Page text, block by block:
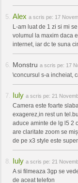
Alex a scris pe: 17
L-am luat de 1 zi si mi
volumul la maxim daca
internet, iar dc te suna
Monstru a scris pe: 17
\concursul s-a incheiat,
Iuly a scris pe: 21
Camera este foarte
exagerez,in rest un
aduce aminte de lg l5 2
are claritate zoom se
de pe x3 style este super
Iuly a scris pe: 21
A si filmeaza 3gp se
de aceat telefon